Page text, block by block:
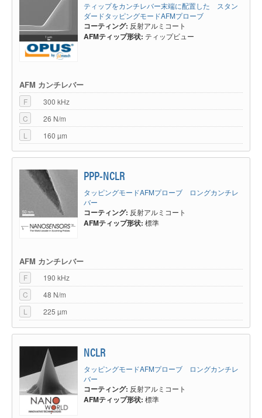
ティップをカンチレバー末端に配置した スタン
ダードタッピングモードAFMプローブ
コーティング: 反射アルミコート
AFMティップ形状: ティップビュー
AFM カンチレバー
F
300 kHz
C
26 N/m
L
160 µm
PPP-NCLR
タッピングモードAFMプローブ ロングカンチレ
バー
コーティング: 反射アルミコート
AFMティップ形状: 標準
AFM カンチレバー
F
190 kHz
C
48 N/m
L
225 µm
NCLR
タッピングモードAFMプローブ ロングカンチレ
バー
コーティング: 反射アルミコート
AFMティップ形状: 標準